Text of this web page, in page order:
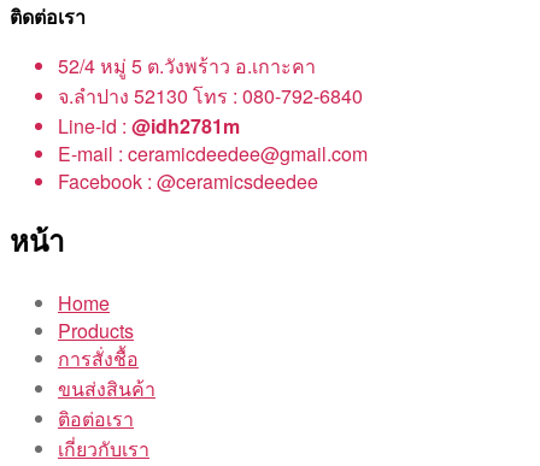
ติดต่อเรา
52/4 หมู่ 5 ต.วังพร้าว อ.เกาะคา
จ.ลำปาง 52130 โทร : 080-792-6840
Line-id : @idh2781m
E-mail : ceramicdeedee@gmail.com
Facebook : @ceramicsdeedee
หน้า
Home
Products
การสั่งชื้อ
ขนส่งสินค้า
ติอต่อเรา
เกี่ยวกับเรา